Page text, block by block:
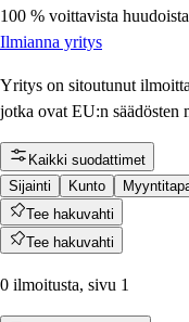
100 % voittavista
Ilmianna yritys
Yritys on sitoutunut
jotka ovat EU:n säädösten
Kaikki suodattimet
Sijainti
Kunto
Tee hakuvahti
Tee hakuvahti
0 ilmoitusta, sivu 1